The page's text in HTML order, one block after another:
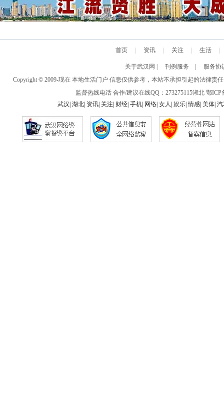
首页 资讯 关注 生活
关于武汉网 刊例服务
服务协
Copyright © 2009-现在 本地生活门户 信息仅供参考，本站不承担引起的法律
监督热线电话 合作/建议在线QQ：273275115湖北 鄂ICP
武汉 湖北| 资讯| 关注 财经| 手机| 网络| 女人 娱乐|情感| 美体| 汽